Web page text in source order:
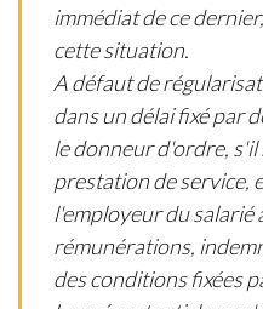
immédiat de ce
cette situation.
A défaut de
dans un délai fixé par
le donneur d'ordre,
prestation de service,
l'employeur du salarié
rémunérations,
des conditions fixées